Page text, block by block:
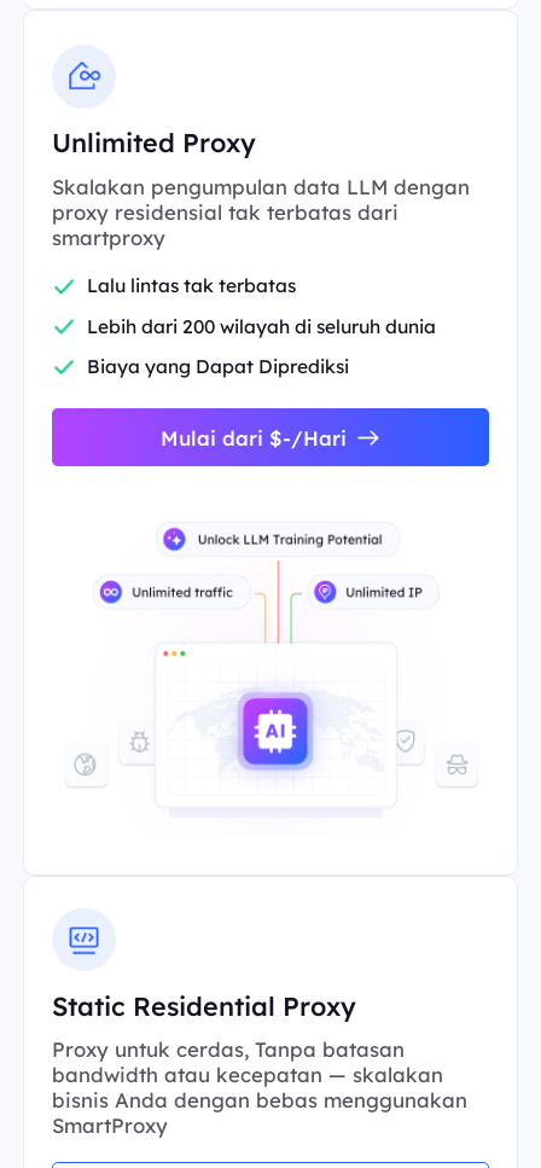
Unlimited Proxy
Skalakan pengumpulan data LLM dengan
proxy residensial tak terbatas dari
smartproxy
Lalu lintas tak terbatas
Lebih dari 200 wilayah di seluruh dunia
Biaya yang Dapat Diprediksi
Mulai dari $-/Hari
Static Residential Proxy
Proxy untuk cerdas, Tanpa batasan
bandwidth atau kecepatan — skalakan
bisnis Anda dengan bebas menggunakan
SmartProxy